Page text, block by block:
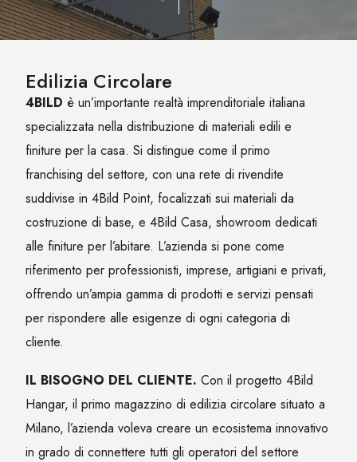
Edilizia Circolare
4BILD è un’importante realtà imprenditoriale italiana
specializzata nella distribuzione di materiali edili e
finiture per la casa. Si distingue come il primo
franchising del settore, con una rete di rivendite
suddivise in 4Bild Point, focalizzati sui materiali da
costruzione di base, e 4Bild Casa, showroom dedicati
alle finiture per l’abitare. L’azienda si pone come
riferimento per professionisti, imprese, artigiani e privati,
offrendo un’ampia gamma di prodotti e servizi pensati
per rispondere alle esigenze di ogni categoria di
cliente.
IL BISOGNO DEL CLIENTE.Con il progetto 4Bild
Hangar, il primo magazzino di edilizia circolare situato a
Milano, l’azienda voleva creare un ecosistema innovativo
in grado di connettere tutti gli operatori del settore